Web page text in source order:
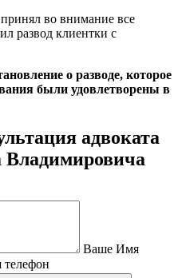
во внимание все
развод клиентки с
о разводе, которое
были удовлетворены в
адвоката
Владимировича
Ваше Имя